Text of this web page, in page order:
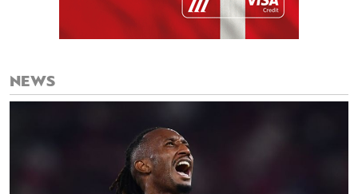
NEWS